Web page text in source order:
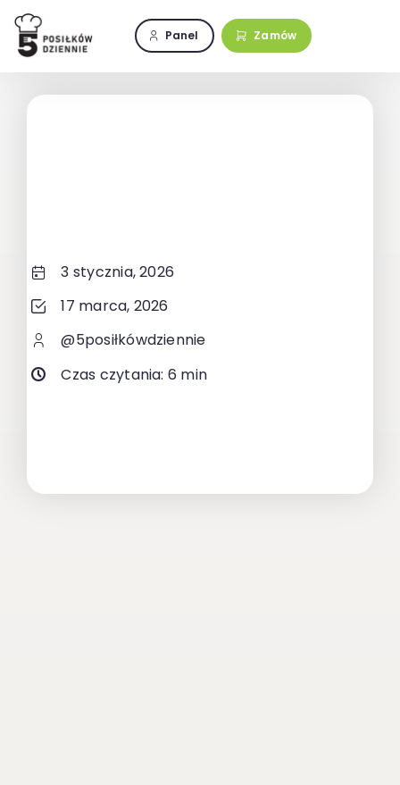
Przejdź
zawartości
Panel Zamów
3 stycznia, 2026
17 marca, 2026
@5posiłkówdziennie
Czas czytania: 6 min